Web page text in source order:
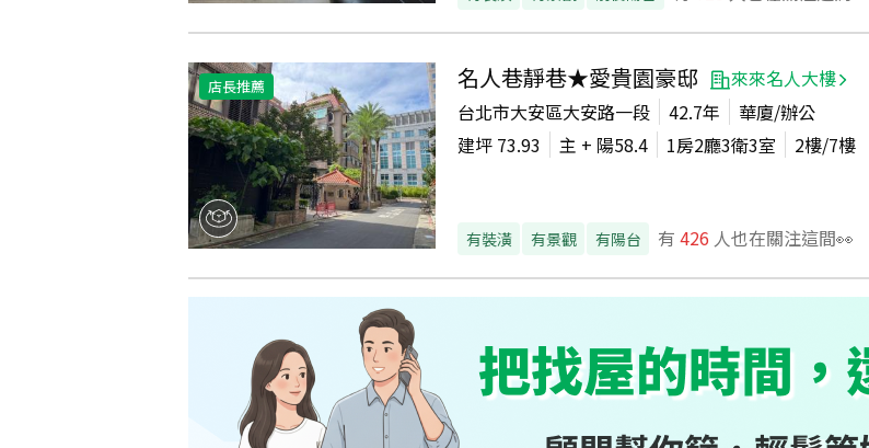
店長推薦 名人巷靜巷★愛貴園豪邸
來來名人大樓
台北市大安區大安路一段
42.7年
華廈/辦公
建坪 73.93 主 + 陽58.4 1房2廳3衛3室 2樓/7樓
有裝潢 有景觀 有陽台 有 426 人也在關注這間👀